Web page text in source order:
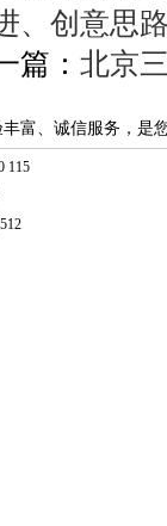
、创意思
篇： 北京
富、诚信服务，是
115